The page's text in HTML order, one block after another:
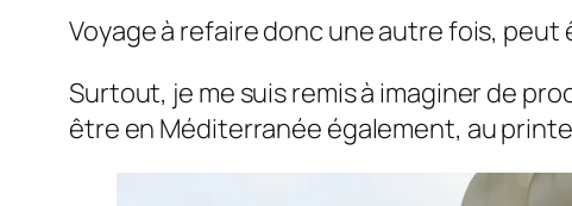
Voyage à refaire donc une autre fois, peut
Surtout, je me suis remis à imaginer de
être en Méditerranée également, au